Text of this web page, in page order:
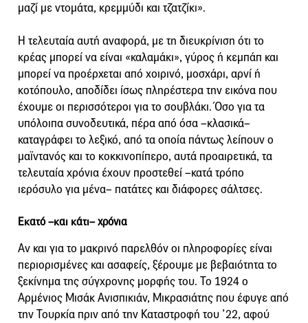
μαζί με ντομάτα, κρεμμύδι και τζατζίκι».
Η τελευταία αυτή αναφορά, με τη διευκρίνιση ότι το
κρέας μπορεί να είναι «καλαμάκι», γύρος ή κεμπάπ και
μπορεί να προέρχεται από χοιρινό, μοσχάρι, αρνί ή
κοτόπουλο, αποδίδει ίσως πληρέστερα την εικόνα που
έχουμε οι περισσότεροι για το σουβλάκι. Όσο για τα
υπόλοιπα συνοδευτικά, πέρα από όσα –κλασικά–
καταγράφει το λεξικό, από τα οποία πάντως λείπουν ο
μαϊντανός και το κοκκινοπίπερο, αυτά προαιρετικά, τα
τελευταία χρόνια έχουν προστεθεί –κατά τρόπο
ιερόσυλο για μένα– πατάτες και διάφορες σάλτσες.
Εκατό –και κάτι– χρόνια
Αν και για το μακρινό παρελθόν οι πληροφορίες είναι
περιορισμένες και ασαφείς, ξέρουμε με βεβαιότητα το
ξεκίνημα της σύγχρονης μορφής του. Το 1924 ο
Αρμένιος Μισάκ Ανισπικιάν, Μικρασιάτης που έφυγε από
την Τουρκία πριν από την Καταστροφή του ’22, αφού